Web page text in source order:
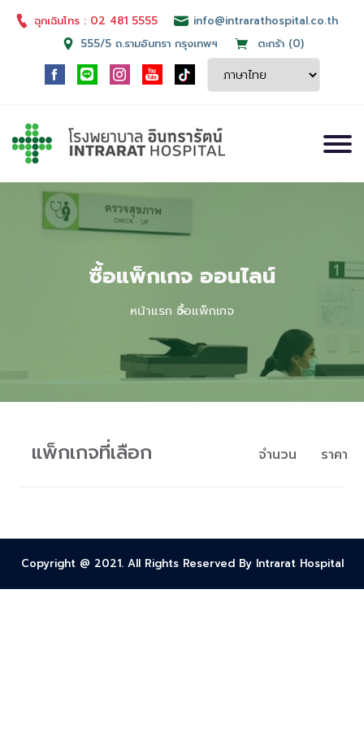
ฉุกเฉินโทร : 02 481 5555
info@intrarathospital.co.th
555/5 ถ.รามอินทรา กรุงเทพฯ
ตะกร้า (0)
ซื้อแพ็กเกจ ออนไลน์
หน้าแรก ซื้อแพ็กเกจ
แพ็กเกจที่เลือก จำนวน ราคา
Copyright @ 2021. All Rights Reserved By Intrarat Hospital